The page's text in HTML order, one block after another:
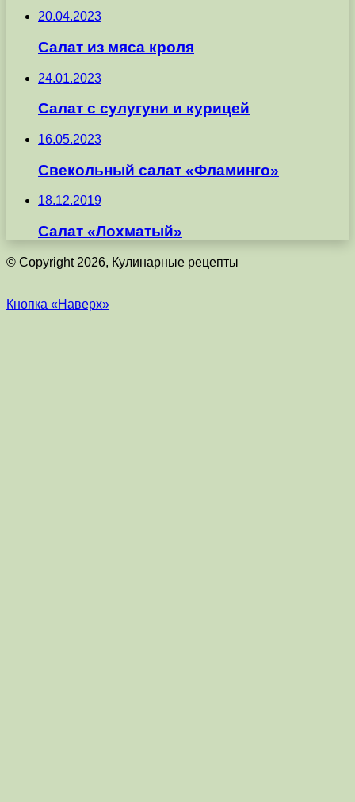
20.04.2023
Салат из мяса кроля
24.01.2023
Cалат с сулугуни и курицей
16.05.2023
Свекольный салат «Фламинго»
18.12.2019
Cалат «Лохматый»
© Copyright 2026, Кулинарные рецепты
Кнопка «Наверх»